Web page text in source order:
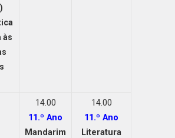
às
14.00
11.º Ano
Mandarim
14.00
11.º Ano
Literatura